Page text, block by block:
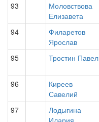
93
Моловствова
Елизавета
94
Филаретов
Ярослав
95 Тростин Павел
96
Киреев
Савелий
97
Лодыгина
Илария